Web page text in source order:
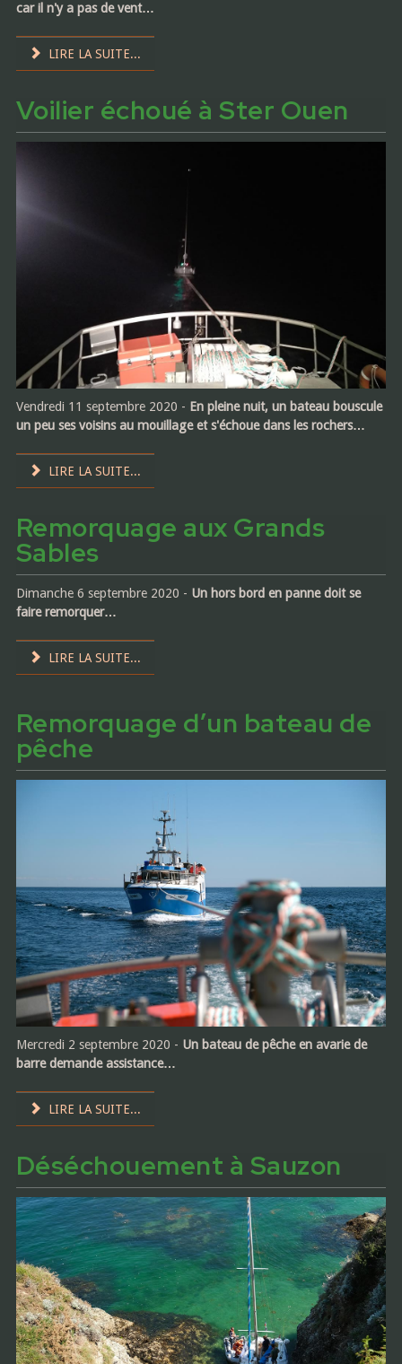
car il n'y a pas de vent…
LIRE LA SUITE...
Voilier échoué à Ster Ouen
Vendredi 11 septembre 2020 - En pleine nuit, un bateau bouscule
un peu ses voisins au mouillage et s'échoue dans les rochers…
LIRE LA SUITE...
Remorquage aux Grands
Sables
Dimanche 6 septembre 2020 - Un hors bord en panne doit se
faire remorquer…
LIRE LA SUITE...
Remorquage d’un bateau de
pêche
Mercredi 2 septembre 2020 - Un bateau de pêche en avarie de
barre demande assistance…
LIRE LA SUITE...
Déséchouement à Sauzon